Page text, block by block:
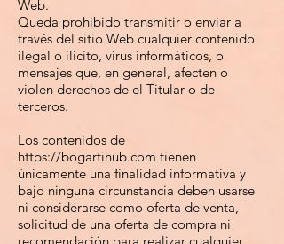
Web.
Queda prohibido transmitir o enviar a
través del sitio Web cualquier contenido
ilegal o ilícito, virus informáticos, o
mensajes que, en general, afecten o
violen derechos de el Titular o de
terceros.
Los contenidos de
https://bogartihub.com tienen
únicamente una finalidad informativa y
bajo ninguna circunstancia deben usarse
ni considerarse como oferta de venta,
solicitud de una oferta de compra ni